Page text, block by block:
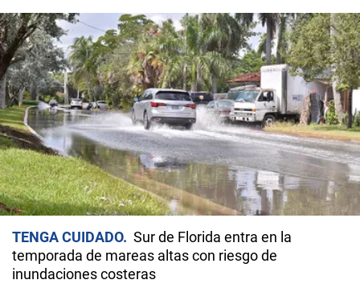
TENGA CUIDADO
Sur de Florida entra en la
temporada de mareas altas con riesgo de
inundaciones costeras